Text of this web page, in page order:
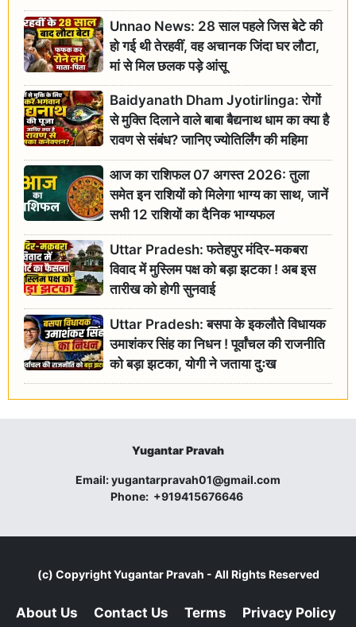
Unnao News: 28 साल पहले जिस बेटे की
हो गई थी तेरहवीं, वह अचानक जिंदा घर लौटा,
मां से मिल छलक पड़े आंसू
Baidyanath Dham Jyotirlinga: रोगों
से मुक्ति दिलाने वाले बाबा बैद्यनाथ धाम का क्या है
रावण से संबंध? जानिए ज्योतिर्लिंग की महिमा
आज का राशिफल 07 अगस्त 2026: तुला
समेत इन राशियों को मिलेगा भाग्य का साथ, जानें
सभी 12 राशियों का दैनिक भाग्यफल
Uttar Pradesh: फतेहपुर मंदिर-मकबरा
विवाद में मुस्लिम पक्ष को बड़ा झटका ! अब इस
तारीख को होगी सुनवाई
Uttar Pradesh: बसपा के इकलौते विधायक
उमाशंकर सिंह का निधन ! पूर्वांचल की राजनीति
को बड़ा झटका, योगी ने जताया दुःख
Yugantar Pravah
Email:yugantarpravah01@gmail.com
Phone: +919415676646
(c) CopyrightYugantar Pravah - All Rights Reserved
About Us Contact Us Terms Privacy Policy